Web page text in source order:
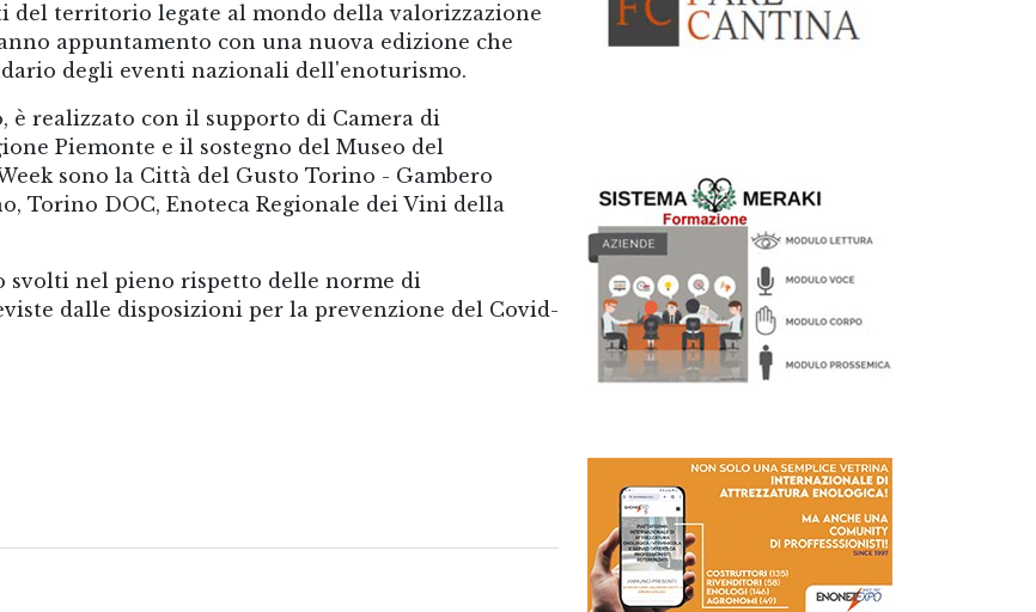
territorio legate al mondo della valorizzazione
appuntamento con una nuova edizione che
degli eventi nazionali dell'enoturismo.
realizzato con il supporto di Camera di
Piemonte e il sostegno del Museo del
sono la Città del Gusto Torino - Gambero
Torino DOC, Enoteca Regionale dei Vini della
nel pieno rispetto delle norme di
dalle disposizioni per la prevenzione del Covid-